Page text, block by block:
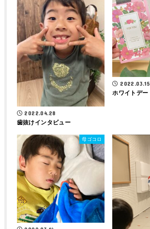
2022.04.28
歯抜けインタビュー
2022.03.15
ホワイトデー
母ゴコロ